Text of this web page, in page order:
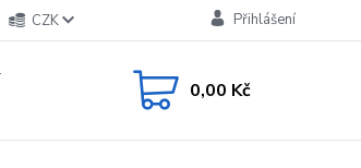
CZK Přihlášení
0,00 Kč